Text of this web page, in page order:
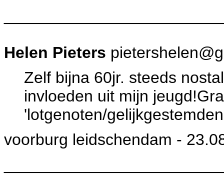
Helen Pieters
Zelf bijna 60jr. steeds
invloeden uit mijn
'lotgenoten/
voorburg leidschendam -